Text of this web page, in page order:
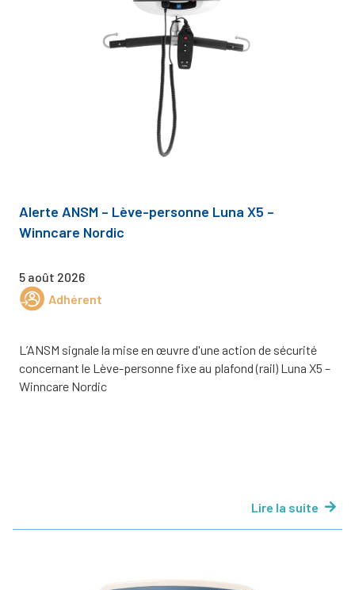
Alerte ANSM – Lève-personne Luna X5 –
Winncare Nordic
5 août 2026
Adhérent
L’ANSM signale la mise en œuvre d'une action de sécurité
concernant le Lève-personne fixe au plafond (rail) Luna X5 –
Winncare Nordic
Lire la suite